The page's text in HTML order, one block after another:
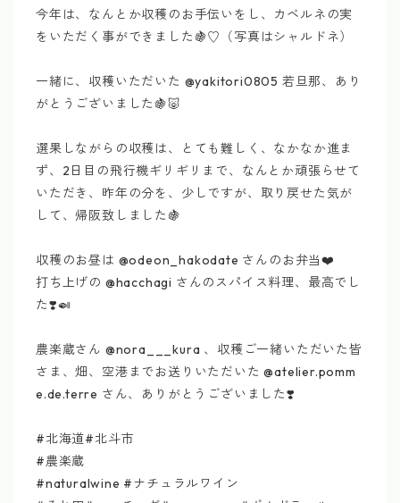
今年は、なんとか収穫のお手伝いをし、カベルネの実
をいただく事ができました🍇♡（写真はシャルドネ）
一緒に、収穫いただいた @yakitori0805 若旦那、あり
がとうございました🍇🐷
選果しながらの収穫は、とても難しく、なかなか進ま
ず、2日目の飛行機ギリギリまで、なんとか頑張らせて
いただき、昨年の分を、少しですが、取り戻せた気が
して、帰阪致しました🍇
収穫のお昼は @odeon_hakodate さんのお弁当❤️
打ち上げの @hacchagi さんのスパイス料理、最高でし
た❣️🍛
農楽蔵さん @nora___kura 、収穫ご一緒いただいた皆
さま、畑、空港までお送りいただいた @atelier.pomm
e.de.terre さん、ありがとうございました❣️
#北海道#北斗市
#農楽蔵
#naturalwine #ナチュラルワイン